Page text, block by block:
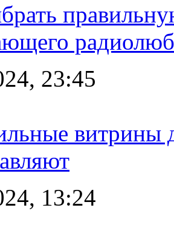
23:45
витрины
13:24